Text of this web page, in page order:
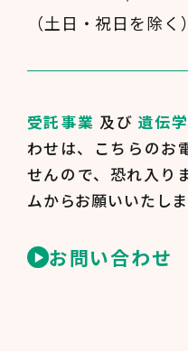
（土日・祝日を除く）
受託事業 及び 遺伝
わせは、
こちらのお
せんので、 恐れ入り
ムからお願いいたしま
お問い合わせ